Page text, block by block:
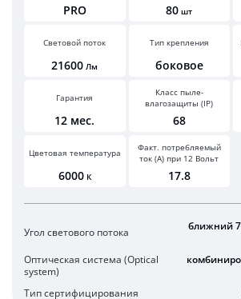
PRO 80 шт
Световой поток
21600 Лм
Тип крепления
боковое
Гарантия
12 мес.
Класс пыле-
влагозащиты (IP)
68
Цветовая температура
6000 К
Факт. потребляемый
ток (А) при 12 Вольт
17.8
Угол светового потока
ближний
Оптическая система (Optical
system)
Тип сертифицирования